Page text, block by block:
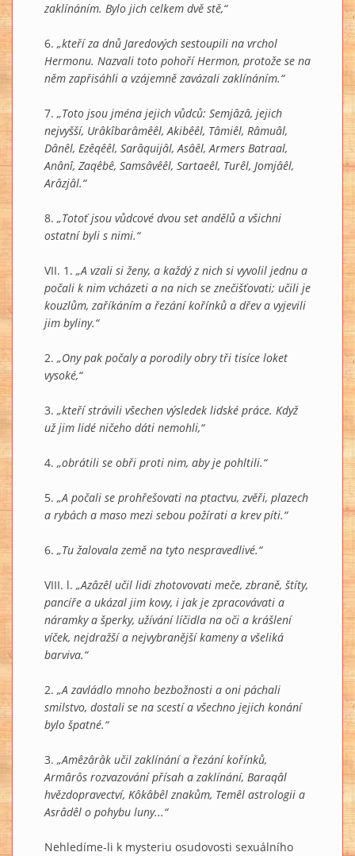
zaklínáním. Bylo jich celkem dvě stě,“
6. „kteří za dnů Jaredových sestoupili na vrchol
Hermonu. Nazvali toto pohoří Hermon, protože se na
něm zapřisáhli a vzájemně zavázali zaklínáním.“
7. „Toto jsou jména jejich vůdců: Semjâzâ, jejich
nejvyšší, Urâkîbarâmêêl, Akibêêl, Tâmiêl, Râmuâl,
Dânêl, Ezêqêêl, Sarâquijâl, Asâêl, Armers Batraal,
Anânî, Zaqêbê, Samsâvêêl, Sartaeêl, Turêl, Jomjâêl,
Arâzjâl.“
8. „Totoť jsou vůdcové dvou set andělů a všichni
ostatní byli s nimi.“
VII. 1. „A vzali si ženy, a každý z nich si vyvolil jednu a
počali k nim vcházeti a na nich se znečišťovati; učili je
kouzlům, zaříkáním a řezání kořínků a dřev a vyjevili
jim byliny.“
2. „Ony pak počaly a porodily obry tři tisíce loket
vysoké,“
3. „kteří strávili všechen výsledek lidské práce. Když
už jim lidé ničeho dáti nemohli,“
4. „obrátili se obři proti nim, aby je pohltili.“
5. „A počali se prohřešovati na ptactvu, zvěři, plazech
a rybách a maso mezi sebou požírati a krev píti.“
6. „Tu žalovala země na tyto nespravedlivé.“
VIII. l. „Azâzêl učil lidi zhotovovati meče, zbraně, štíty,
pancíře a ukázal jim kovy, i jak je zpracovávati a
náramky a šperky, užívání líčidla na oči a krášlení
víček, nejdražší a nejvybranější kameny a všeliká
barviva.“
2. „A zavládlo mnoho bezbožnosti a oni páchali
smilstvo, dostali se na scestí a všechno jejich konání
bylo špatné.“
3. „Amêzârâk učil zaklínání a řezání kořínků,
Armârôs rozvazování přísah a zaklínání, Baraqâl
hvězdopravectví, Kôkâbêl znakům, Temêl astrologii a
Asrâdêl o pohybu luny...“
Nehledíme-li k mysteriu osudovosti sexuálního